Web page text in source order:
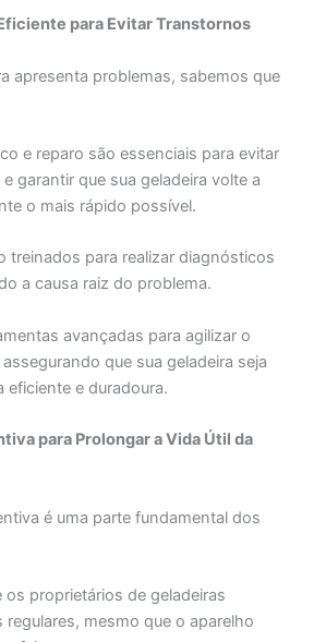
para Evitar Transtornos
apresenta problemas, sabemos que
e reparo são essenciais para evitar
garantir que sua geladeira volte a
o mais rápido possível.
treinados para realizar diagnósticos
a causa raiz do problema.
avançadas para agilizar o
que sua geladeira seja
e duradoura.
para Prolongar a Vida Útil da
é uma parte fundamental dos
os proprietários de geladeiras
regulares, mesmo que o aparelho